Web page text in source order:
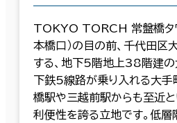
TOKYO TORCH 常盤橋タワ
本橋口）の目の前、千代田
する、地下5階地上38階建の
下鉄5線路が乗り入れる大手
橋駅や三越前駅からも至近
利便性を誇る立地です。低